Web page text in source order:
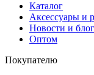
Каталог
Аксессуары и
Новости и блог
Оптом
Покупателю